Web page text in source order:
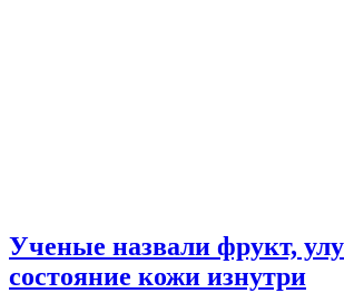
Ученые назвали фрукт,
состояние кожи изнутри